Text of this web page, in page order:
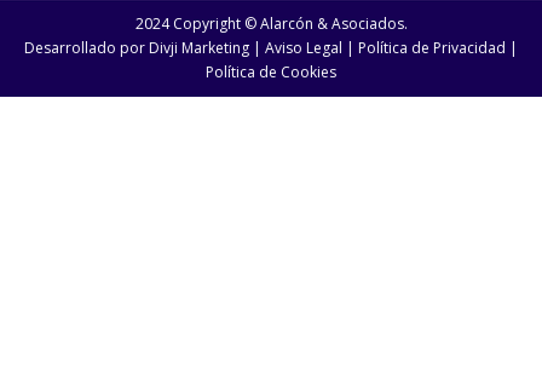
2024 Copyright © Alarcón & Asociados.
Desarrollado porDivji Marketing | Aviso Legal | Política de Privacidad |
Política de Cookies